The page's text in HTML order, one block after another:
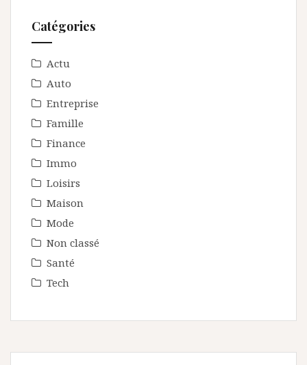
Catégories
Actu
Auto
Entreprise
Famille
Finance
Immo
Loisirs
Maison
Mode
Non classé
Santé
Tech